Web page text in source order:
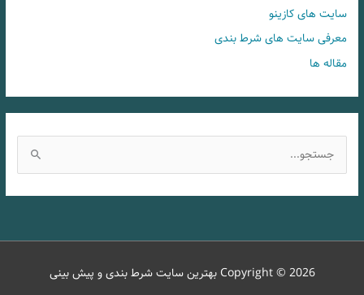
سایت های کازینو
معرفی سایت های شرط بندی
مقاله ها
Copyright © 2026 بهترین سایت شرط بندی و پیش بینی